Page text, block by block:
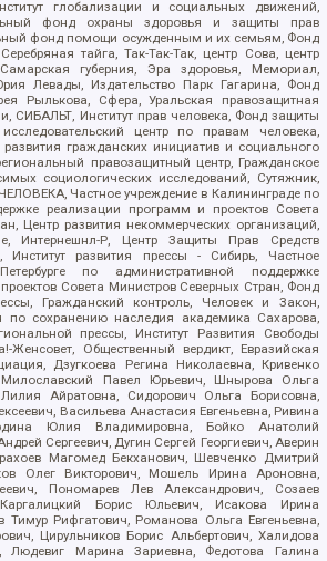
глобализации и социальных движений,
фонд охраны здоровья и защиты прав
фонд помощи осужденным и их семьям, Фонд
тайга, Так-Так-Так, центр Сова, центр
губерния, Эра здоровья, Мемориал,
Левады, Издательство Парк Гагарина, Фонд
Рылькова, Сфера, Уральская правозащитная
СИБАЛЬТ, Институт прав человека, Фонд защиты
центр по правам человека,
гражданских инициатив и социального
правозащитный центр, Гражданское
социологических исследований, Сутяжник,
Частное учреждение в Калининграде по
реализации программ и проектов Совета
Центр развития некоммерческих организаций,
Интернешнл-Р, Центр Защиты Прав Средств
развития прессы - Сибирь, Частное
по административной поддержке
Совета Министров Северных Стран, Фонд
Гражданский контроль, Человек и Закон,
по сохранению наследия академика Сахарова,
прессы, Институт Развития Свободы
Женсовет, Общественный вердикт, Евразийская
Дзугкоева Регина Николаевна, Кривенко
Павел Юрьевич, Шнырова Ольга
Айратовна, Сидорович Ольга Борисовна,
Васильева Анастасия Евгеньевна, Ривина
Юлия Владимировна, Бойко Анатолий
Сергеевич, Дугин Сергей Георгиевич, Аверин
Магомед Бекханович, Шевченко Дмитрий
Олег Викторович, Мошель Ирина Ароновна,
Пономарев Лев Александрович, Созаев
Борис Юльевич, Исакова Ирина
Тимур Рифгатович, Романова Ольга Евгеньевна,
Цирульников Борис Альбертович, Халидова
Людевиг Марина Зариевна, Федотова Галина